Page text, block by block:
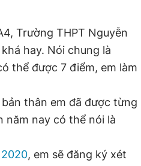
Trường THPT Nguyễn
hay. Nói chung là
thể được 7 điểm, em làm
thân em đã được từng
năm nay có thể nói là
, em sẽ đăng ký xét